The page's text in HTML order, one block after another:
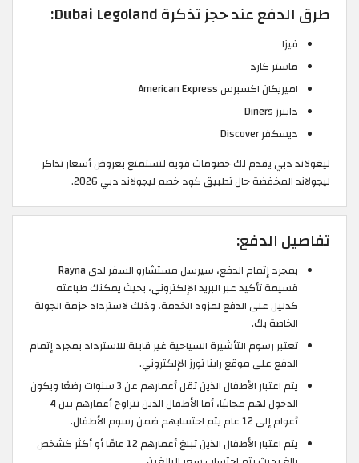
طرق الدفع عند حجز تذكرة Dubai Legoland:
فيزا
ماستر كارد
اميريكان اكسبرس American Express
داينرز Diners
ديسكفر Discover
ليغولاند دبي يقدم لك خصومات قوية لتستمتع بعروض أسعار تذاكر
ليجولاند المخفضة حال تطبيق كود خصم ليجولاند دبي 2026.
تفاصيل الدفع:
بمجرد إتمام الدفع، سيرسل مستشارو السفر لدى Rayna
قسيمة تأكيد عبر البريد الإلكتروني، بحيث يمكنك طباعته
كدليل على الدفع لمزود الخدمة، وذلك لاسترداد حزمة الجولة
الخاصة بك.
تعتبر رسوم التأشيرة السياحية غير قابلة للاسترداد بمجرد إتمام
الدفع على موقع راينا تورز الإلكتروني.
يتم اعتبار الأطفال الذين تقل أعمارهم عن 3 سنوات رضعًا ويكون
الدخول لهم مجانيًا، أما الأطفال الذين تتراوح أعمارهم بين 4
أعوام إلى 12 عام يتم احتسابهم ضمن رسوم الأطفال.
يتم اعتبار الأطفال الذين تبلغ أعمارهم 12 عامًا أو أكثر كشخص